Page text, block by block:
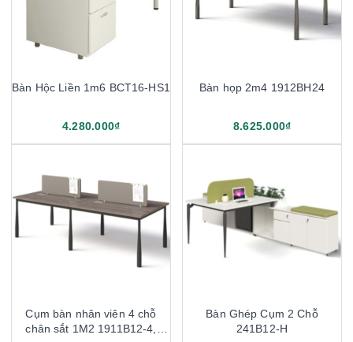
Bàn Hộc Liền 1m6 BCT16-HS1
4.280.000₫
Bàn họp 2m4 1912BH24
8.625.000₫
Cụm bàn nhân viên 4 chỗ
chân sắt 1M2 1911B12-4,
Bàn Ghép Cụm 2 Chỗ
241B12-H